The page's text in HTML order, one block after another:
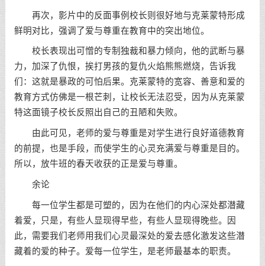
再次，影片中的反面事例校长则很好地与克莱蒙特形成
鲜明对比，强调了爱与尊重在教育中的突出地位。
校长表现出可憎的专制独裁和暴力倾向，他的武断与暴
力，加深了仇恨，挨打男孩的复仇火焰熊熊燃烧，告诉我
们：这就是暴政的可怕后果。克莱蒙特的宽容、善意和爱的
教育方式仿佛是一根芒刺，让校长无法忍受，因为从克莱蒙
特这面镜子校长反照出自己的丑陋和失败。
由此可见，老师的爱与尊重是对学生进行良好道德教育
的前提，也是手段，而使学生的心灵充满爱与尊重是目的。
所以，放牛班的春天收获的正是爱与尊重。
余论
每一位学生都是可塑的，因为在他们的内心深处都潜藏
着爱，只是，有些人显现得早些，有些人显现得晚些。因
此，需要我们老师用我们心灵最深处的爱去感化激发这些潜
藏着的爱的种子。爱每一位学生，是老师最基本的职责。